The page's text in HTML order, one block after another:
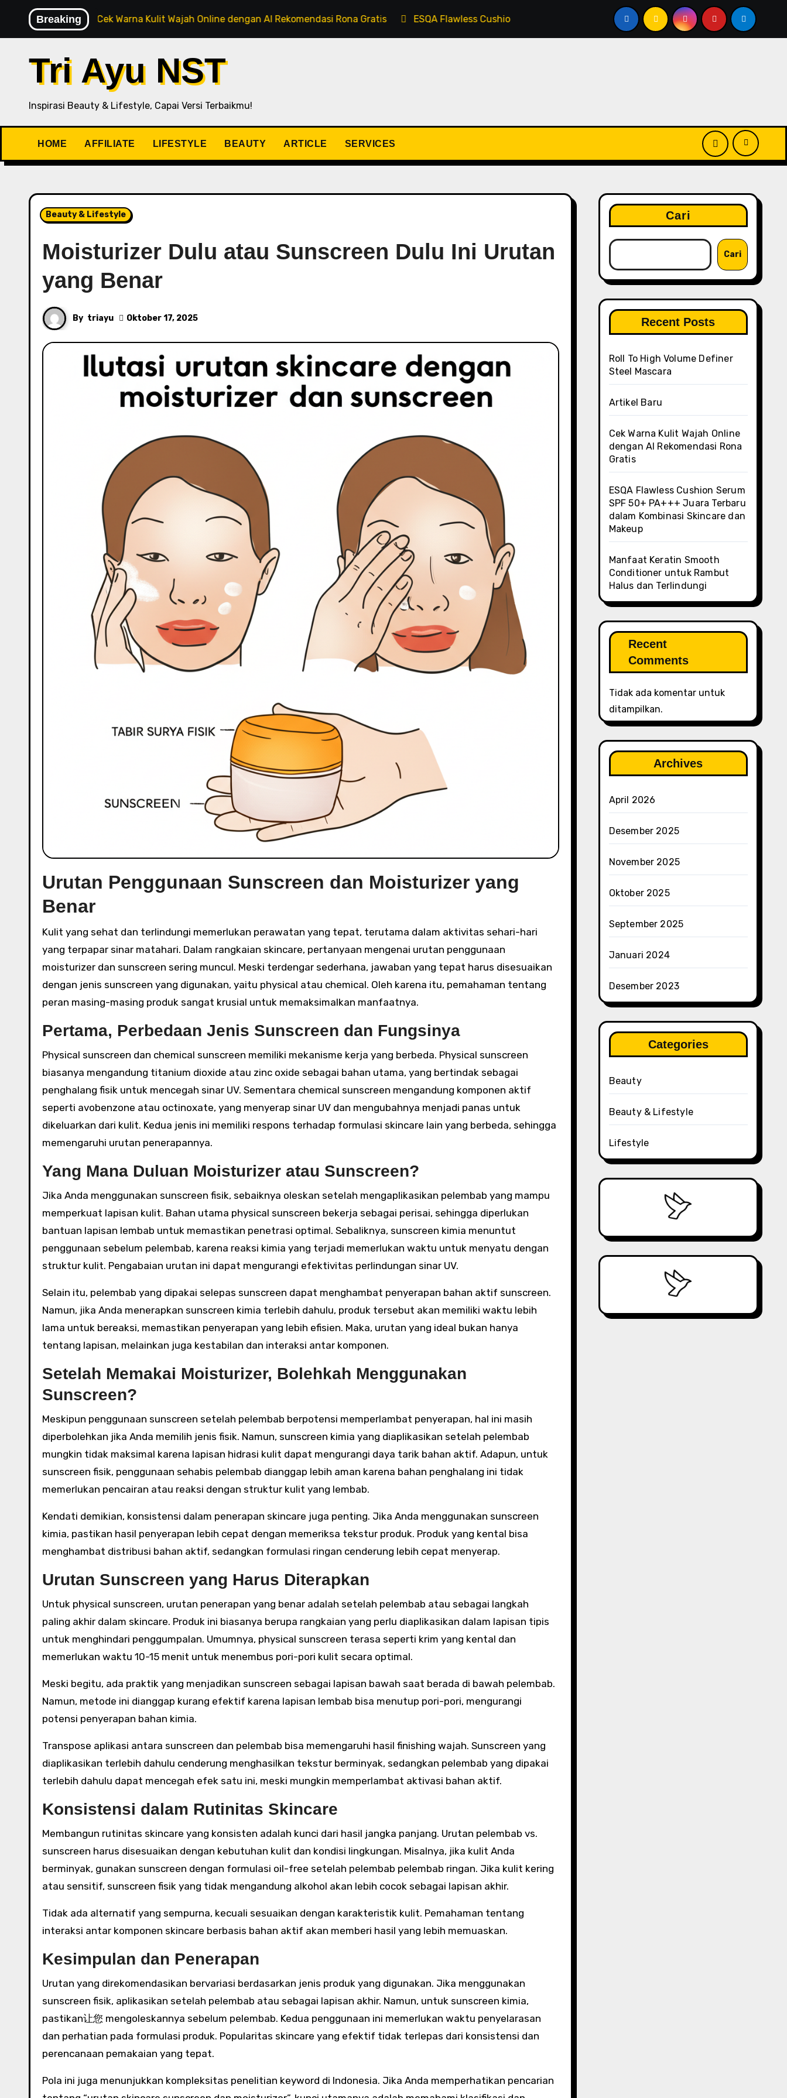
Breaking
Cek Warna Kulit Wajah Online dengan AI Rekomendasi Rona Gratis ESQA Flawless Cushion Serum SPF 50+ PA+++ Juara Terbaru dalam Kombinasi Skincare dan
Tri Ayu NST
Inspirasi Beauty & Lifestyle, Capai Versi Terbaikmu!
HOME AFFILIATE LIFESTYLE BEAUTY ARTICLE SERVICES
Beauty & Lifestyle
Moisturizer Dulu atau Sunscreen Dulu Ini Urutan
yang Benar
By triayu Oktober 17, 2025
Urutan Penggunaan Sunscreen dan Moisturizer yang
Benar
Kulit yang sehat dan terlindungi memerlukan perawatan yang tepat, terutama dalam aktivitas sehari-hari
yang terpapar sinar matahari. Dalam rangkaian skincare, pertanyaan mengenai urutan penggunaan
moisturizer dan sunscreen sering muncul. Meski terdengar sederhana, jawaban yang tepat harus disesuaikan
dengan jenis sunscreen yang digunakan, yaitu physical atau chemical. Oleh karena itu, pemahaman tentang
peran masing-masing produk sangat krusial untuk memaksimalkan manfaatnya.
Pertama, Perbedaan Jenis Sunscreen dan Fungsinya
Physical sunscreen dan chemical sunscreen memiliki mekanisme kerja yang berbeda. Physical sunscreen
biasanya mengandung titanium dioxide atau zinc oxide sebagai bahan utama, yang bertindak sebagai
penghalang fisik untuk mencegah sinar UV. Sementara chemical sunscreen mengandung komponen aktif
seperti avobenzone atau octinoxate, yang menyerap sinar UV dan mengubahnya menjadi panas untuk
dikeluarkan dari kulit. Kedua jenis ini memiliki respons terhadap formulasi skincare lain yang berbeda, sehingga
memengaruhi urutan penerapannya.
Yang Mana Duluan Moisturizer atau Sunscreen?
Jika Anda menggunakan sunscreen fisik, sebaiknya oleskan setelah mengaplikasikan pelembab yang mampu
memperkuat lapisan kulit. Bahan utama physical sunscreen bekerja sebagai perisai, sehingga diperlukan
bantuan lapisan lembab untuk memastikan penetrasi optimal. Sebaliknya, sunscreen kimia menuntut
penggunaan sebelum pelembab, karena reaksi kimia yang terjadi memerlukan waktu untuk menyatu dengan
struktur kulit. Pengabaian urutan ini dapat mengurangi efektivitas perlindungan sinar UV.
Selain itu, pelembab yang dipakai selepas sunscreen dapat menghambat penyerapan bahan aktif sunscreen.
Namun, jika Anda menerapkan sunscreen kimia terlebih dahulu, produk tersebut akan memiliki waktu lebih
lama untuk bereaksi, memastikan penyerapan yang lebih efisien. Maka, urutan yang ideal bukan hanya
tentang lapisan, melainkan juga kestabilan dan interaksi antar komponen.
Setelah Memakai Moisturizer, Bolehkah Menggunakan
Sunscreen?
Meskipun penggunaan sunscreen setelah pelembab berpotensi memperlambat penyerapan, hal ini masih
diperbolehkan jika Anda memilih jenis fisik. Namun, sunscreen kimia yang diaplikasikan setelah pelembab
mungkin tidak maksimal karena lapisan hidrasi kulit dapat mengurangi daya tarik bahan aktif. Adapun, untuk
sunscreen fisik, penggunaan sehabis pelembab dianggap lebih aman karena bahan penghalang ini tidak
memerlukan pencairan atau reaksi dengan struktur kulit yang lembab.
Kendati demikian, konsistensi dalam penerapan skincare juga penting. Jika Anda menggunakan sunscreen
kimia, pastikan hasil penyerapan lebih cepat dengan memeriksa tekstur produk. Produk yang kental bisa
menghambat distribusi bahan aktif, sedangkan formulasi ringan cenderung lebih cepat menyerap.
Urutan Sunscreen yang Harus Diterapkan
Untuk physical sunscreen, urutan penerapan yang benar adalah setelah pelembab atau sebagai langkah
paling akhir dalam skincare. Produk ini biasanya berupa rangkaian yang perlu diaplikasikan dalam lapisan tipis
untuk menghindari penggumpalan. Umumnya, physical sunscreen terasa seperti krim yang kental dan
memerlukan waktu 10-15 menit untuk menembus pori-pori kulit secara optimal.
Meski begitu, ada praktik yang menjadikan sunscreen sebagai lapisan bawah saat berada di bawah pelembab.
Namun, metode ini dianggap kurang efektif karena lapisan lembab bisa menutup pori-pori, mengurangi
potensi penyerapan bahan kimia.
Transpose aplikasi antara sunscreen dan pelembab bisa memengaruhi hasil finishing wajah. Sunscreen yang
diaplikasikan terlebih dahulu cenderung menghasilkan tekstur berminyak, sedangkan pelembab yang dipakai
terlebih dahulu dapat mencegah efek satu ini, meski mungkin memperlambat aktivasi bahan aktif.
Konsistensi dalam Rutinitas Skincare
Membangun rutinitas skincare yang konsisten adalah kunci dari hasil jangka panjang. Urutan pelembab vs.
sunscreen harus disesuaikan dengan kebutuhan kulit dan kondisi lingkungan. Misalnya, jika kulit Anda
berminyak, gunakan sunscreen dengan formulasi oil-free setelah pelembab pelembab ringan. Jika kulit kering
atau sensitif, sunscreen fisik yang tidak mengandung alkohol akan lebih cocok sebagai lapisan akhir.
Tidak ada alternatif yang sempurna, kecuali sesuaikan dengan karakteristik kulit. Pemahaman tentang
interaksi antar komponen skincare berbasis bahan aktif akan memberi hasil yang lebih memuaskan.
Kesimpulan dan Penerapan
Urutan yang direkomendasikan bervariasi berdasarkan jenis produk yang digunakan. Jika menggunakan
sunscreen fisik, aplikasikan setelah pelembab atau sebagai lapisan akhir. Namun, untuk sunscreen kimia,
pastikan让您 mengoleskannya sebelum pelembab. Kedua penggunaan ini memerlukan waktu penyelarasan
dan perhatian pada formulasi produk. Popularitas skincare yang efektif tidak terlepas dari konsistensi dan
perencanaan pemakaian yang tepat.
Pola ini juga menunjukkan kompleksitas penelitian keyword di Indonesia. Jika Anda memperhatikan pencarian
Cari
Cari
Recent Posts
Roll To High Volume Definer
Steel Mascara
Artikel Baru
Cek Warna Kulit Wajah Online
dengan AI Rekomendasi Rona
Gratis
ESQA Flawless Cushion Serum
SPF 50+ PA+++ Juara Terbaru
dalam Kombinasi Skincare dan
Makeup
Manfaat Keratin Smooth
Conditioner untuk Rambut
Halus dan Terlindungi
Recent
Comments
Tidak ada komentar untuk
ditampilkan.
Archives
April 2026
Desember 2025
November 2025
Oktober 2025
September 2025
Januari 2024
Desember 2023
Categories
Beauty
Beauty & Lifestyle
Lifestyle